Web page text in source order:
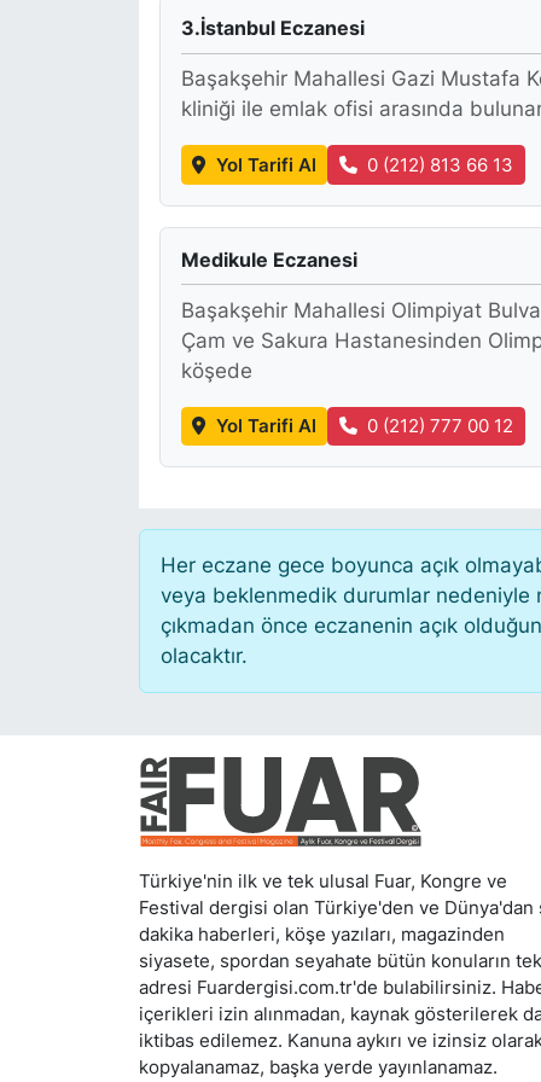
3.İstanbul Eczanesi
Başakşehir Mahallesi Gazi Mustafa
kliniği ile emlak ofisi arasında
Yol Tarifi Al 0 (212) 813 66 13
Medikule Eczanesi
Başakşehir Mahallesi Olimpiyat
Çam ve Sakura Hastanesinden
köşede
Yol Tarifi Al 0 (212) 777 00 12
Her eczane gece boyunca açık
veya beklenmedik durumlar
çıkmadan önce eczanenin açık
olacaktır.
Türkiye'nin ilk ve tek ulusal Fuar, Kongre ve
Festival dergisi olan Türkiye'den ve Dünya'dan
dakika haberleri, köşe yazıları, magazinden
siyasete, spordan seyahate bütün konuların tek
adresi Fuardergisi.com.tr'de bulabilirsiniz.
içerikleri izin alınmadan, kaynak gösterilerek
iktibas edilemez. Kanuna aykırı ve izinsiz
kopyalanamaz, başka yerde yayınlanamaz.
KONGRE HABERLERİ
KONGRE TAKVİMİ
RÖPORTAJLAR